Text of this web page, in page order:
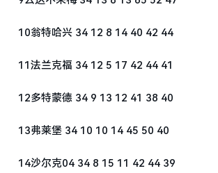
10翁特哈兴 34 12 8 14 40 42 44
11法兰克福 34 12 5 17 42 44 41
12多特蒙德 34 9 13 12 41 38 40
13弗莱堡 34 10 10 14 45 50 40
14沙尔克04 34 8 15 11 42 44 39